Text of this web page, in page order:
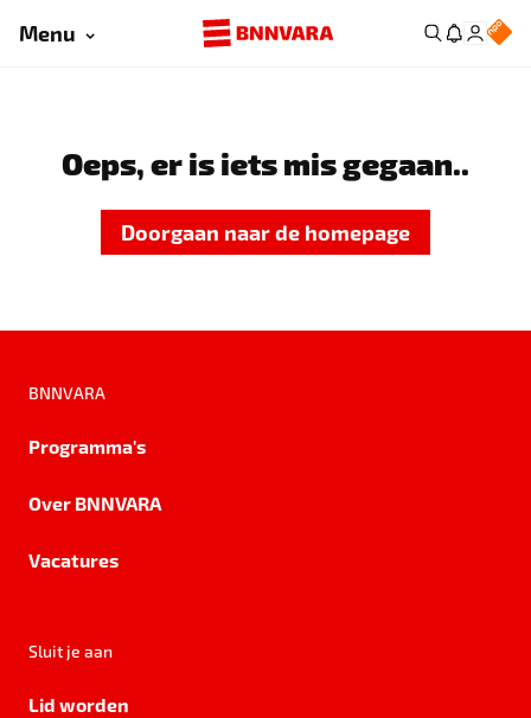
Menu
Oeps, er is iets mis gegaan..
Doorgaan naar de homepage
BNNVARA
Programma's
Over BNNVARA
Vacatures
Sluit je aan
Lid worden